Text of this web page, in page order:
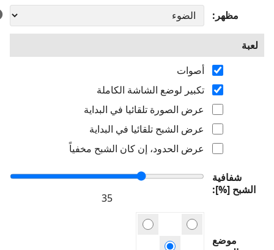
مظهر
لعبة
أصوات
تكبير لوضع الشاشة الكاملة
عرض الصورة تلقائيا في البداية
عرض الشبح تلقائيا في البداية
عرض الحدود، إن كان الشبح مخفياً
شفافية
الشبح [%]
موضع